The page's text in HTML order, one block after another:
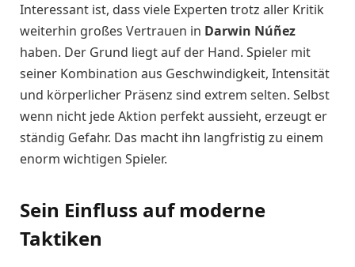
Interessant ist, dass viele Experten trotz aller Kritik
weiterhin großes Vertrauen in Darwin Núñez
haben. Der Grund liegt auf der Hand. Spieler mit
seiner Kombination aus Geschwindigkeit, Intensität
und körperlicher Präsenz sind extrem selten. Selbst
wenn nicht jede Aktion perfekt aussieht, erzeugt er
ständig Gefahr. Das macht ihn langfristig zu einem
enorm wichtigen Spieler.
Sein Einfluss auf moderne
Taktiken